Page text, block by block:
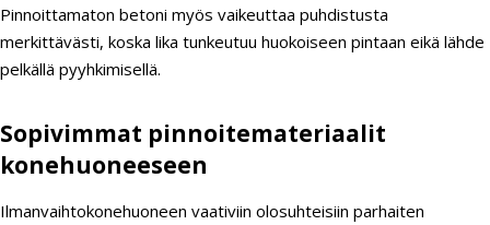
Pinnoittamaton betoni myös vaikeuttaa puhdistusta
merkittävästi, koska lika tunkeutuu huokoiseen pintaan eikä lähde
pelkällä pyyhkimisellä.
Sopivimmat pinnoitemateriaalit
konehuoneeseen
Ilmanvaihtokonehuoneen vaativiin olosuhteisiin parhaiten